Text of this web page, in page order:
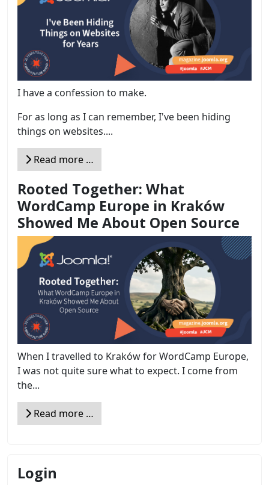
I have a confession to make.
For as long as I can remember, I've been hiding
things on websites....
Read more …
Rooted Together: What
WordCamp Europe in Kraków
Showed Me About Open Source
When I travelled to Kraków for WordCamp Europe,
I was not quite sure what to expect. I come from
the...
Read more …
Login